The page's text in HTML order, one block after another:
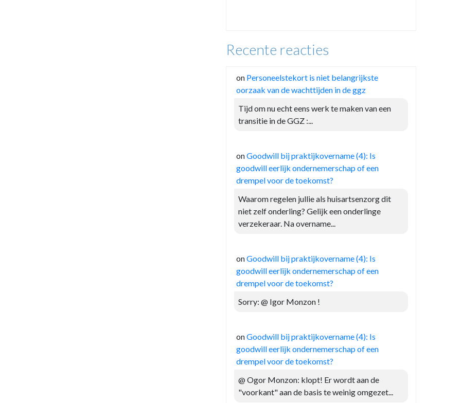
Recente reacties
on Personeelstekort is niet belangrijkste
oorzaak van de wachttijden in de ggz
Tijd om nu echt eens werk te maken van een
transitie in de GGZ :...
onGoodwill bij praktijkovername (4): Is
goodwill eerlijk ondernemerschap of een
drempel voor de toekomst?
Waarom regelen jullie als huisartsenzorg dit
niet zelf onderling? Gelijk een onderlinge
verzekeraar. Na overname...
onGoodwill bij praktijkovername (4): Is
goodwill eerlijk ondernemerschap of een
drempel voor de toekomst?
Sorry: @ Igor Monzon !
onGoodwill bij praktijkovername (4): Is
goodwill eerlijk ondernemerschap of een
drempel voor de toekomst?
@ Ogor Monzon: klopt! Er wordt aan de
"voorkant" aan de basis te weinig omgezet...